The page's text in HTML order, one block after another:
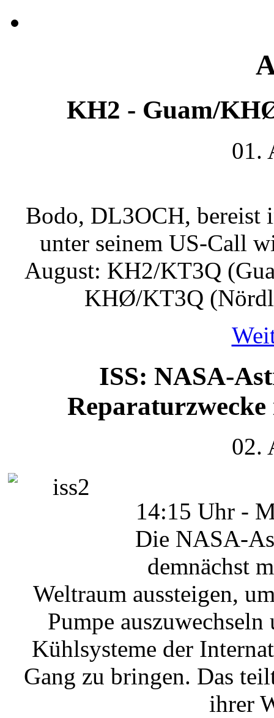
KH2 - Guam/
01.
Bodo, DL3OCH, bereist
unter seinem US-Call
August: KH2/KT3Q
KHØ/KT3Q
ISS: NASA-
02.
14:15 Uhr -
Die NASA-
demnächst
Weltraum aussteigen,
Pumpe
Kühlsysteme der
Gang zu bringen. Das
ihrer